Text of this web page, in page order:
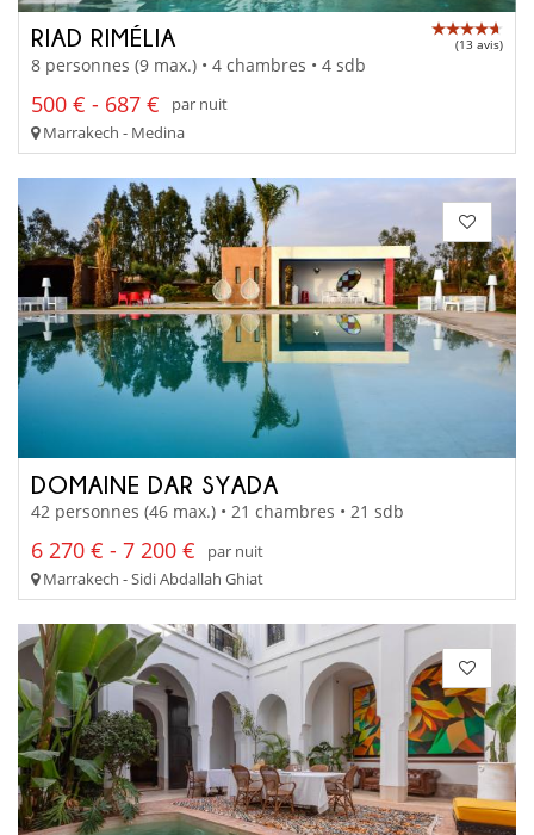
RIAD RIMÉLIA (13 avis)
8 personnes (9 max.) • 4 chambres • 4 sdb
500 € - 687 €
par nuit
Marrakech - Medina
DOMAINE DAR SYADA
42 personnes (46 max.) • 21 chambres • 21 sdb
6 270 € - 7 200 €
par nuit
Marrakech - Sidi Abdallah Ghiat